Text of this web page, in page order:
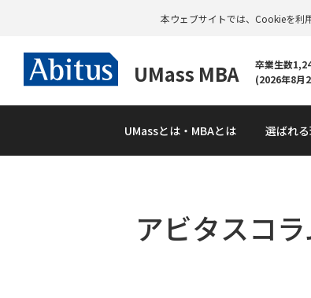
本ウェブサイトでは、Cookieを利
UMass MBA
卒業生数
(2026年8月
UMassとは・MBAとは 選ばれ
アビタスコ